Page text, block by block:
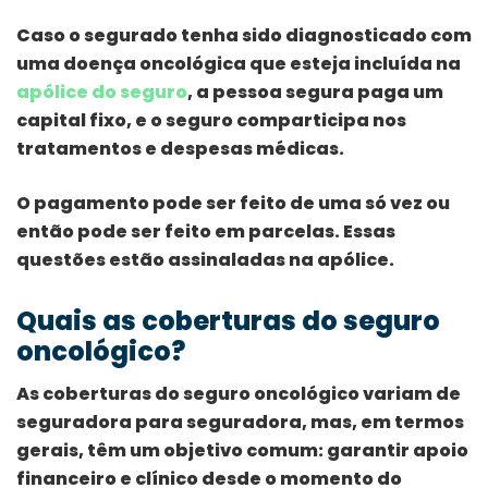
Caso o segurado tenha sido diagnosticado com
uma doença oncológica que esteja incluída na
apólice do seguro, a pessoa segura paga um
capital fixo, e o seguro comparticipa nos
tratamentos e despesas médicas.
O pagamento pode ser feito de uma só vez ou
então pode ser feito em parcelas. Essas
questões estão assinaladas na apólice.
Quais as coberturas do seguro
oncológico?
As coberturas do seguro oncológico variam de
seguradora para seguradora, mas, em termos
gerais, têm um objetivo comum: garantir apoio
financeiro e clínico desde o momento do